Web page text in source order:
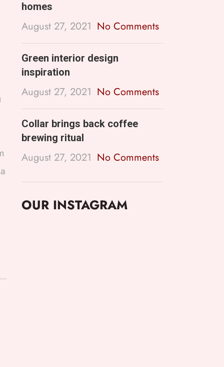
homes
August 27, 2021 No Comments
Green interior design
inspiration
August 27, 2021 No Comments
Collar brings back coffee
brewing ritual
August 27, 2021 No Comments
OUR INSTAGRAM